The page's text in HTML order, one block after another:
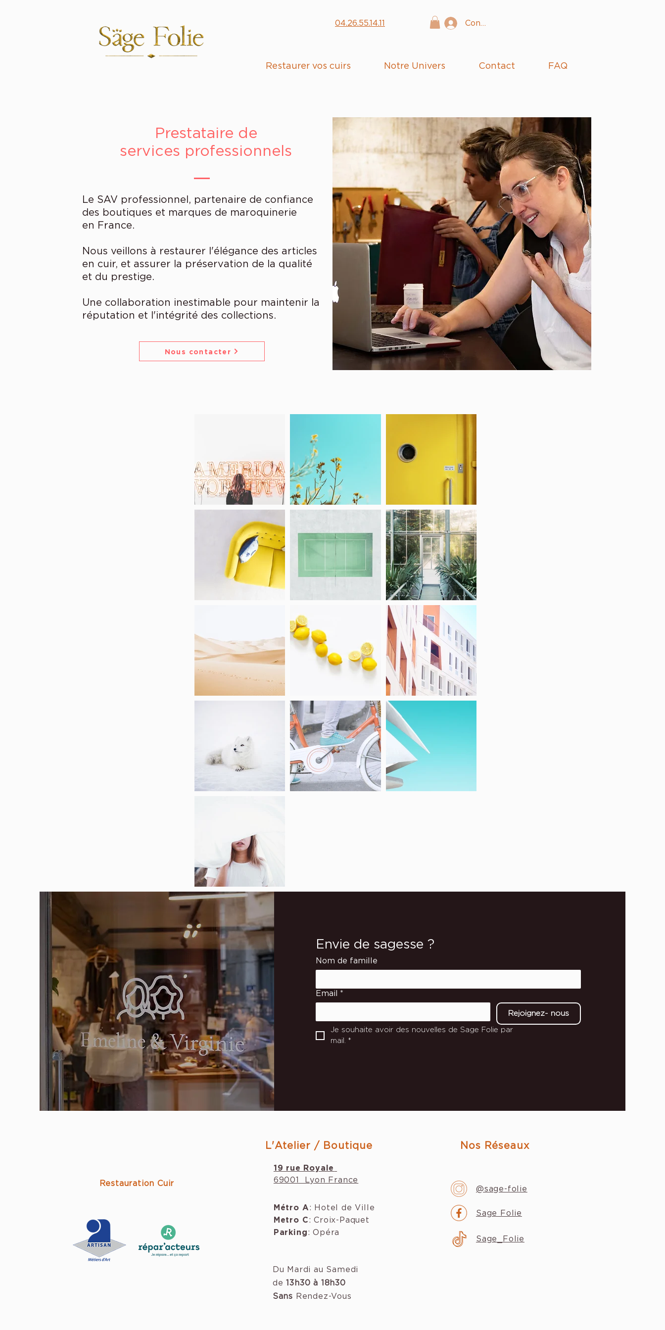
04.26.55.14.11 Connexion
Restaurer vos cuirs Notre Univers Contact FAQ
Prestataire de
services professionnels
Le SAV professionnel, partenaire de confiance
des boutiques et marques de maroquinerie
en France.
Nous veillons à restaurer l'élégance des articles
en cuir, et assurer la préservation de la qualité
et du prestige.
Une collaboration inestimable pour maintenir la
réputation et l'intégrité des collections.
Nous contacter
Envie de sagesse ?
Nom de famille
Email *
Rejoignez- nous
Je souhaite avoir des nouvelles de Sage Folie par
mail. *
Restauration Cuir
L'Atelier / Boutique
19 rue Royale
69001 Lyon France
Métro A: Hotel de Ville
Metro C: Croix-Paquet
Parking: Opéra
Du Mardi au Samedi
de 13h30 à 18h30
Sans
Rendez-Vous
Nos Réseaux
Sage Folie
Sage_Folie
@sage-folie